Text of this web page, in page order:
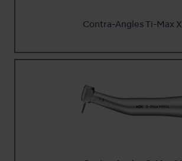
Contra-Angles Ti-Max X